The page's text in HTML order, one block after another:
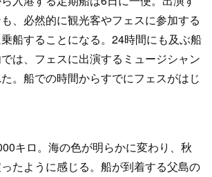
、必然的に観光客やフェスに参加する
船することになる。24時間にも及ぶ船
は、フェスに出演するミュージシャン
。船での時間からすでにフェスがはじ
キロ。海の色が明らかに変わり、秋
たように感じる。船が到着する父島の